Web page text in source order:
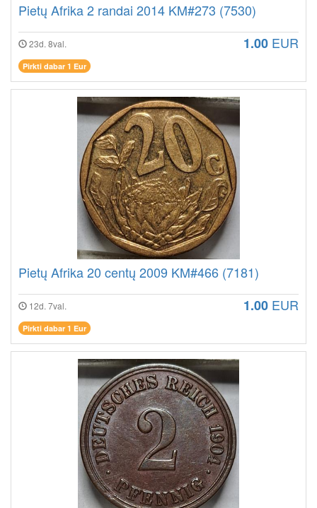
Pietų Afrika 2 randai 2014 KM#273 (7530)
23d. 8val. 1.00 EUR
Pirkti dabar 1 Eur
Pietų Afrika 20 centų 2009 KM#466 (7181)
12d. 7val. 1.00 EUR
Pirkti dabar 1 Eur